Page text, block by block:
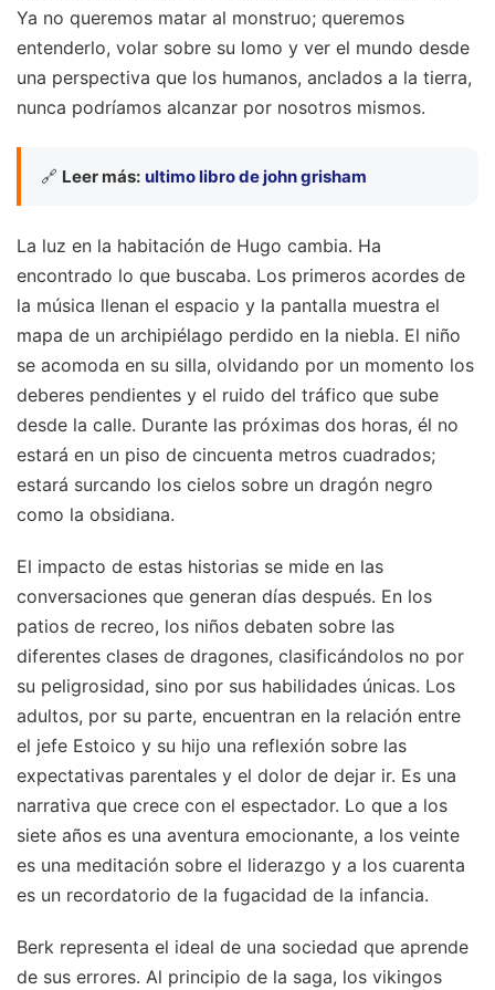
Ya no queremos matar al monstruo; queremos
entenderlo, volar sobre su lomo y ver el mundo desde
una perspectiva que los humanos, anclados a la tierra,
nunca podríamos alcanzar por nosotros mismos.
🔗 Leer más: ultimo libro de john grisham
La luz en la habitación de Hugo cambia. Ha
encontrado lo que buscaba. Los primeros acordes de
la música llenan el espacio y la pantalla muestra el
mapa de un archipiélago perdido en la niebla. El niño
se acomoda en su silla, olvidando por un momento los
deberes pendientes y el ruido del tráfico que sube
desde la calle. Durante las próximas dos horas, él no
estará en un piso de cincuenta metros cuadrados;
estará surcando los cielos sobre un dragón negro
como la obsidiana.
El impacto de estas historias se mide en las
conversaciones que generan días después. En los
patios de recreo, los niños debaten sobre las
diferentes clases de dragones, clasificándolos no por
su peligrosidad, sino por sus habilidades únicas. Los
adultos, por su parte, encuentran en la relación entre
el jefe Estoico y su hijo una reflexión sobre las
expectativas parentales y el dolor de dejar ir. Es una
narrativa que crece con el espectador. Lo que a los
siete años es una aventura emocionante, a los veinte
es una meditación sobre el liderazgo y a los cuarenta
es un recordatorio de la fugacidad de la infancia.
Berk representa el ideal de una sociedad que aprende
de sus errores. Al principio de la saga, los vikingos